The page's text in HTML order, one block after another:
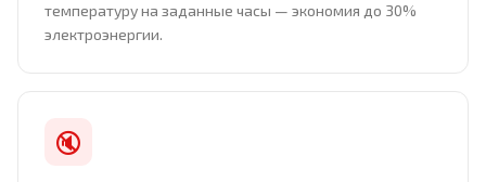
температуру на заданные часы — экономия до 30%
электроэнергии.
🔇